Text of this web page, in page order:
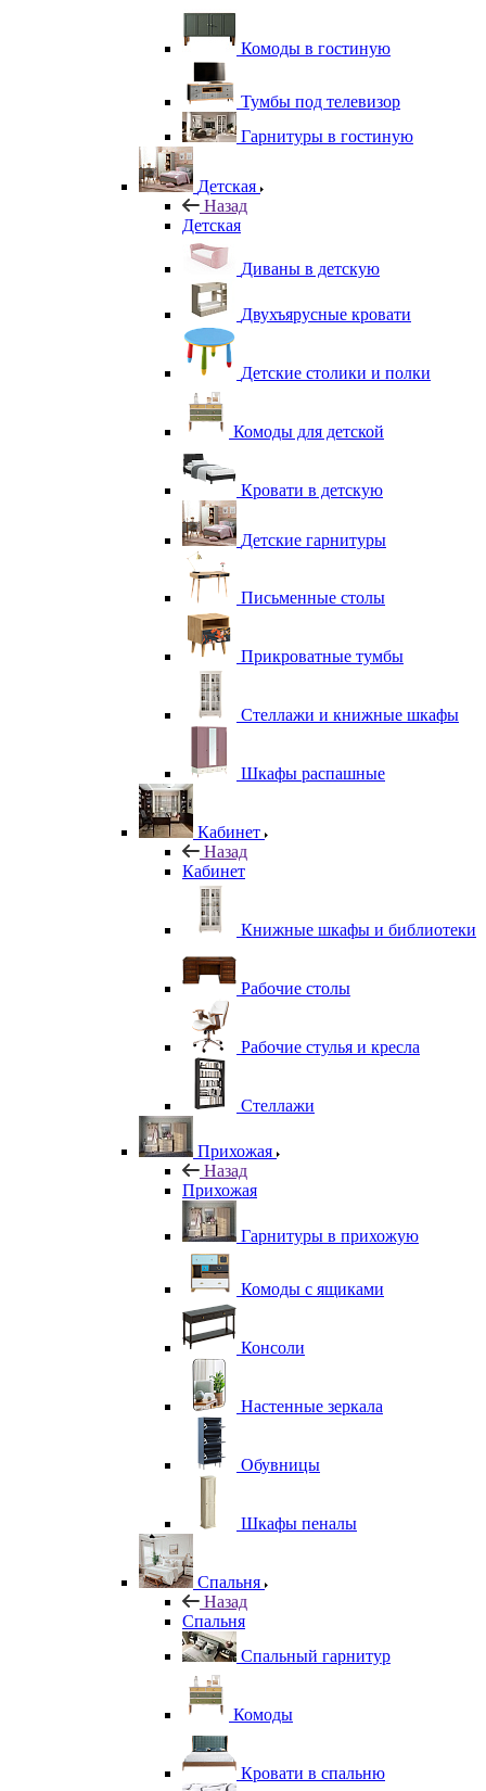
Комоды в гостиную
Тумбы под телевизор
Гарнитуры в гостиную
Детская
Назад
Детская
Диваны в детскую
Двухъярусные кровати
Детские столики и полки
Комоды для детской
Кровати в детскую
Детские гарнитуры
Письменные столы
Прикроватные тумбы
Стеллажи и книжные шкафы
Шкафы распашные
Кабинет
Назад
Кабинет
Книжные шкафы и библиотеки
Рабочие столы
Рабочие стулья и кресла
Стеллажи
Прихожая
Назад
Прихожая
Гарнитуры в прихожую
Комоды с ящиками
Консоли
Настенные зеркала
Обувницы
Шкафы пеналы
Спальня
Назад
Спальня
Спальный гарнитур
Комоды
Кровати в спальню